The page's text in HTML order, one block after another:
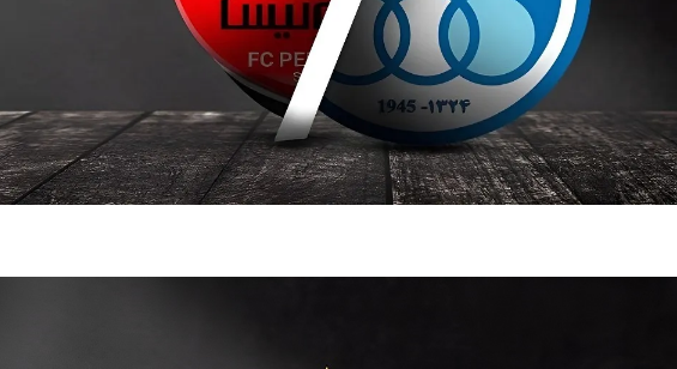
چیست؟
مرگبارتر پهپادهای ایرانی | پهپاد انتحاری